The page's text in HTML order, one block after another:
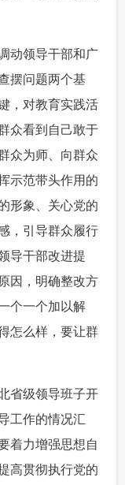
动领导干部和广
摆问题两个基
，对教育实践活
众看到自己敢于
众为师、向群众
示范带头作用的
形象、关心党的
，引导群众履行
导干部改进提
因，明确整改方
个一个加以解
怎么样，要让群
省级领导班子开
工作的情况汇
着力增强思想自
高贯彻执行党的